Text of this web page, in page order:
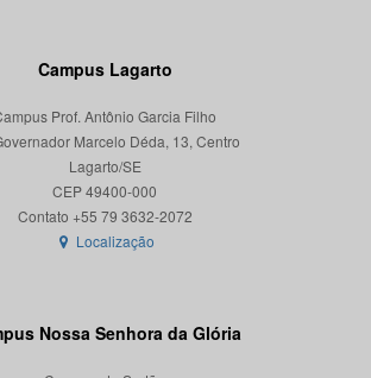
Campus Lagarto
Prof. Antônio Garcia Filho
Marcelo Déda, 13, Centro
Lagarto/SE
CEP 49400-000
Localização
Nossa Senhora da Glória